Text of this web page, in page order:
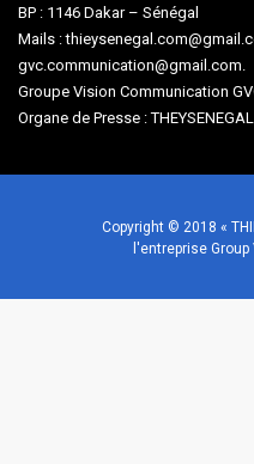
BP : 1146 Dakar – Sénégal
Mails :
gvc.communication@gmail.com.
Groupe Vision Communication
Organe de Presse :
Copyright © 2018 «
l'entreprise